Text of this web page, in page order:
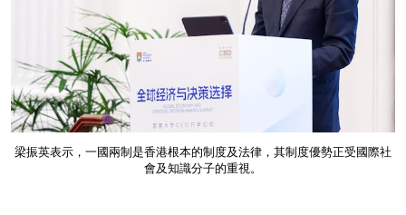
梁振英表示，一國兩制是香港根本的制度及法律，其制度優勢正受國際社
會及知識分子的重視。